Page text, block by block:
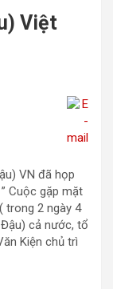
Việt
VN đã họp
Cuộc gặp mặt
trong 2 ngày 4
cả nước, tổ
Kiện chủ trì